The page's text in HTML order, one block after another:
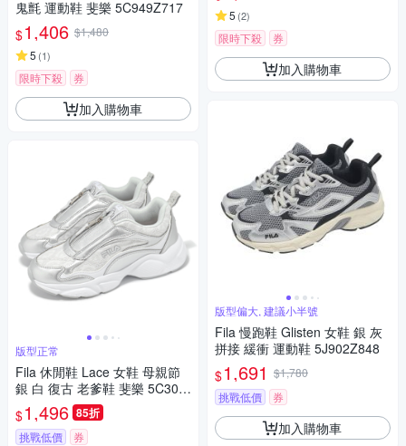
鬼氈 運動鞋 斐樂 5C949Z717
$1,406 $1,480
5 (1)
限時下殺 券
加入購物車
版型正常
Fila 休閒鞋 Lace 女鞋 母親節
銀 白 復古 老爹鞋 斐樂 5C307
Z881
$1,496 85折
挑戰低價 券
5 (2)
限時下殺 券
加入購物車
版型偏大, 建議小半號
Fila 慢跑鞋 Glisten 女鞋 銀 灰
拼接 緩衝 運動鞋 5J902Z848
$1,691 $1,780
挑戰低價
券
加入購物車